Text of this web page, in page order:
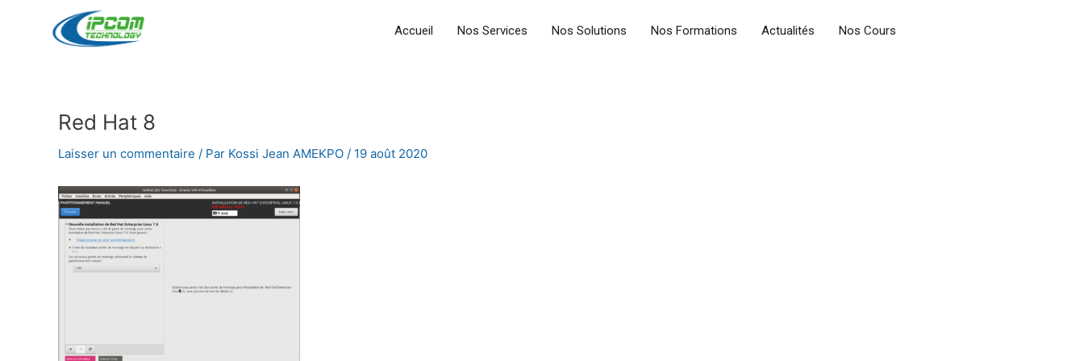
Accueil Nos Services Nos Solutions Nos Formations Actualités Nos Cours
Red Hat 8
Laisser un commentaire / Par Kossi Jean AMEKPO / 19 août 2020
Navigation
articles